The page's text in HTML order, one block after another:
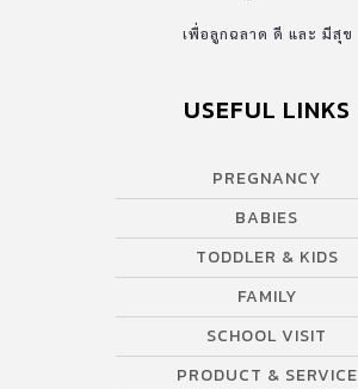
เพื่อลูกฉลาด ดี และ มีสุข
USEFUL LINKS
PREGNANCY
BABIES
TODDLER & KIDS
FAMILY
SCHOOL VISIT
PRODUCT & SERVICE